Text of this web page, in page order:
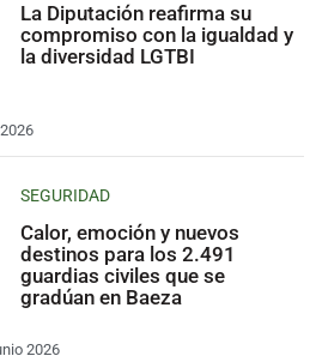
La Diputación reafirma su
compromiso con la igualdad y
la diversidad LGTBI
SEGURIDAD
Calor, emoción y nuevos
destinos para los 2.491
guardias civiles que se
gradúan en Baeza
2026